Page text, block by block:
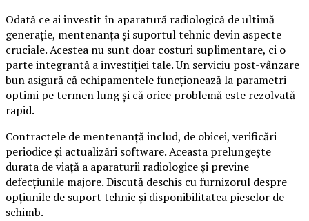
Odată ce ai investit în aparatură radiologică de ultimă
generație, mentenanța și suportul tehnic devin aspecte
cruciale. Acestea nu sunt doar costuri suplimentare, ci o
parte integrantă a investiției tale. Un serviciu post-vânzare
bun asigură că echipamentele funcționează la parametri
optimi pe termen lung și că orice problemă este rezolvată
rapid.
Contractele de mentenanță includ, de obicei, verificări
periodice și actualizări software. Aceasta prelungește
durata de viață a aparaturii radiologice și previne
defecțiunile majore. Discută deschis cu furnizorul despre
opțiunile de suport tehnic și disponibilitatea pieselor de
schimb.